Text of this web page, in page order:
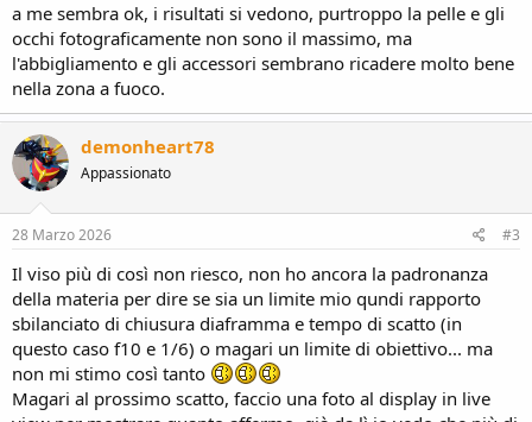
a me sembra ok, i risultati si vedono, purtroppo la pelle e gli
occhi fotograficamente non sono il massimo, ma
l'abbigliamento e gli accessori sembrano ricadere molto bene
nella zona a fuoco.
demonheart78
Appassionato
28 Marzo 2026 #3
Il viso più di così non riesco, non ho ancora la padronanza
della materia per dire se sia un limite mio qundi rapporto
sbilanciato di chiusura diaframma e tempo di scatto (in
questo caso f10 e 1/6) o magari un limite di obiettivo... ma
non mi stimo così tanto
Magari al prossimo scatto, faccio una foto al display in live